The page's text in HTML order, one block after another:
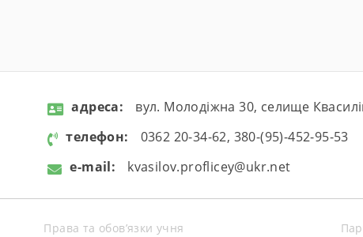
aдресa:
вул. Молодіжна 30, селище
телефон:
0362 20-34-62, 380-(95)-452-95-53
e-mail:
kvasilov.proflicey@ukr.net
Права та обов’язки учня